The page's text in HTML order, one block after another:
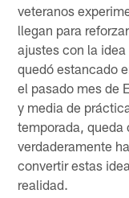
veteranos
llegan para
ajustes con la
quedó estancado
el pasado mes de
y media de
temporada, queda
verdaderamente
convertir estas
realidad.